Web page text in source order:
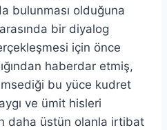
bulunması olduğuna
bir diyalog
için önce
haberdar etmiş,
bu yüce kudret
ve ümit hisleri
daha üstün olanla irtibat